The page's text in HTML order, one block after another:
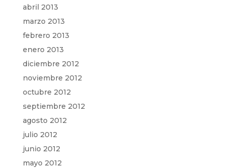
abril 2013
marzo 2013
febrero 2013
enero 2013
diciembre 2012
noviembre 2012
octubre 2012
septiembre 2012
agosto 2012
julio 2012
junio 2012
mayo 2012